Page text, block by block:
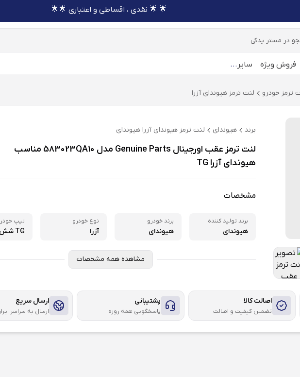
🌟 🌟 نقدی ، اقساطی و اعتباری 🌟🌟
فروش ویژه سایر ...
ترمز خودرو لنت ترمز هیوندای آزرا
برند هیوندای لنت ترمز هیوندای آزرا هیوندای
لنت ترمز عقب اورجینال Genuine Parts مدل 583023QA10 مناسب
هیوندای آزرا TG
مشخصات
برند تولید کننده
هیوندای
برند خودرو
هیوندای
نوع خودرو
آزرا
تیپ
TG شش سیلندر
مشاهده همه مشخصات
اصالت کالا
تضمین کیفیت و اصالت
پشتیبانی
پاسخگویی همه روزه
ارسال سریع
ارسال به سراسر